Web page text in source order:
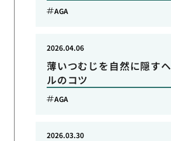
AGA
薄いつむじを自然に隠す
ルのコツ
2026.04.06
AGA
2026.03.30